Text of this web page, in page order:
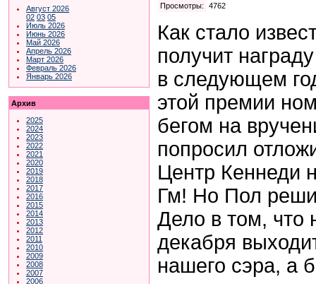
Август 2026
02 03 05
Июль 2026
Июнь 2026
Май 2026
Апрель 2026
Март 2026
Февраль 2026
Январь 2026
Архив
2025
2024
2023
2022
2021
2020
2019
2018
2017
2016
2015
2014
2013
2012
2011
2010
2009
2008
2007
2006
Просмотры:
4762
Как стало
получит
в следующем
этой премии
бегом на
попросил
Центр Кеннеди
Гм! Но Пол
Дело в том, что
декабря
нашего сэра, а